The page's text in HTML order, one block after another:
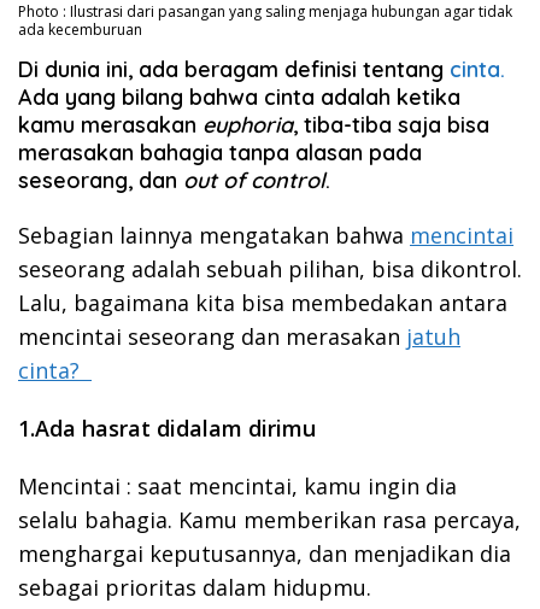
Photo : Ilustrasi dari pasangan yang saling menjaga hubungan agar tidak
ada kecemburuan
Di dunia ini, ada beragam definisi tentang cinta.
Ada yang bilang bahwa cinta adalah ketika
kamu merasakan euphoria, tiba-tiba saja bisa
merasakan bahagia tanpa alasan pada
seseorang, dan out of control.
Sebagian lainnya mengatakan bahwa mencintai
seseorang adalah sebuah pilihan, bisa dikontrol.
Lalu, bagaimana kita bisa membedakan antara
mencintai seseorang dan merasakan jatuh
cinta?
1.Ada hasrat didalam dirimu
Mencintai : saat mencintai, kamu ingin dia
selalu bahagia. Kamu memberikan rasa percaya,
menghargai keputusannya, dan menjadikan dia
sebagai prioritas dalam hidupmu.